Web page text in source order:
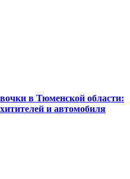
в Тюменской области:
и автомобиля